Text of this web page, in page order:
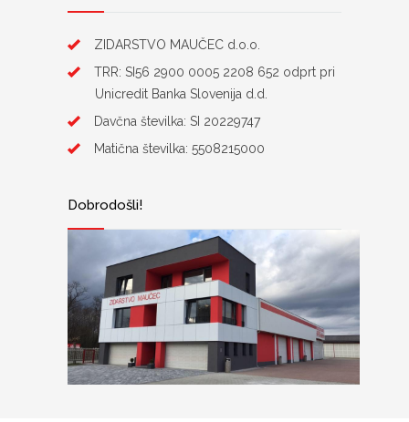
ZIDARSTVO MAUČEC d.o.o.
TRR: SI56 2900 0005 2208 652 odprt pri
Unicredit Banka Slovenija d.d.
Davčna številka: SI 20229747
Matična številka: 5508215000
Dobrodošli!